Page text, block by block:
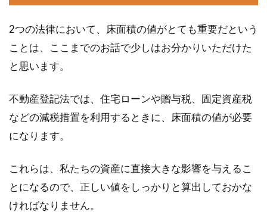
2つの法律において、床面積の値がとても重要だという
ことは、ここまでのお話で少しはお分かりいただけた
と思います。
不動産登記法では、住宅ローンや贈与税、固定資産税
などの減税措置を利用するときに、床面積の値が必要
になります。
これらは、私たちの資産に直接大きな影響を与えるこ
とになるので、正しい値をしっかりと算出しておかな
ければなりません。